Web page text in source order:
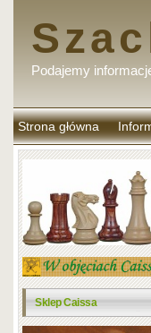
Podajemy
Strona główna
Sklep Caissa